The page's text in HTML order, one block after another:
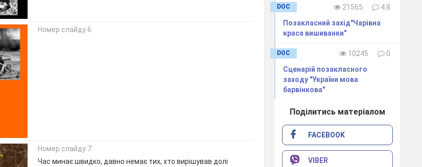
Номер слайду 6
Номер слайду 7
Час минає швидко, давно немає тих, хто вирішував долі
DOC 21565
4.8
Позакласний захід"Чарівна
краса вишиванки"
DOC 10245
0
Сценарій позакласного
заходу "України мова
барвінкова"
Поділитись матеріалом
FACEBOOK
VIBER